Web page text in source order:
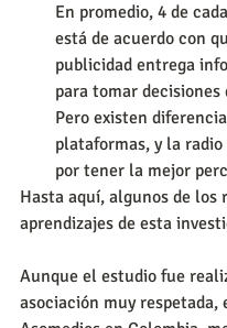
En promedio, 4 de
está de acuerdo con
publicidad entrega
para tomar decisiones
Pero existen
plataformas, y la radio
por tener la mejor
Hasta aquí, algunos de los
aprendizajes de esta
Aunque el estudio fue
asociación muy respetada,